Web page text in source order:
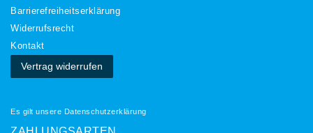
Barrierefreiheitserklärung
Widerrufs­recht
Kontakt
Vertrag widerrufen
Es gilt unsere Datenschutzerklärung